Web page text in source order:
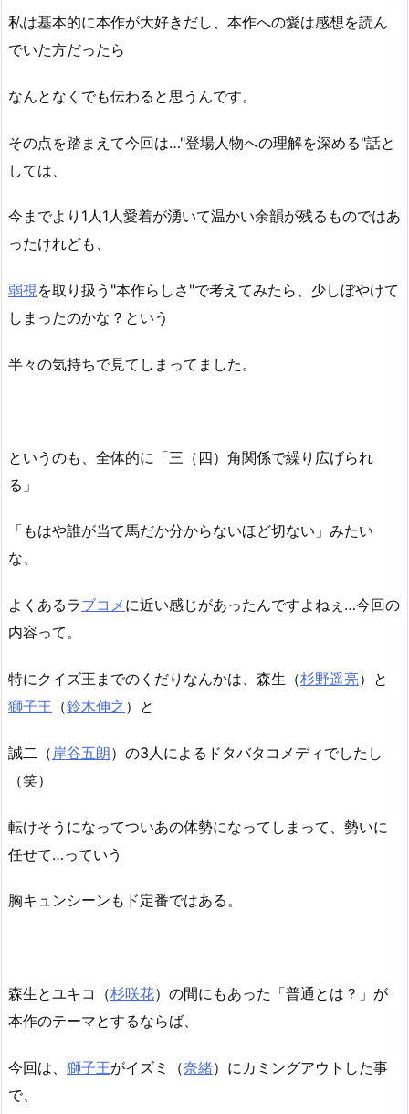
私は基本的に本作が大好きだし、本作への愛は感想を読ん
でいた方だったら
なんとなくでも伝わると思うんです。
その点を踏まえて今回は…"登場人物への理解を深める"話と
しては、
今までより1人1人愛着が湧いて温かい余韻が残るものではあ
ったけれども、
弱視を取り扱う"本作らしさ"で考えてみたら、少しぼやけて
しまったのかな？という
半々の気持ちで見てしまってました。
というのも、全体的に「三（四）角関係で繰り広げられ
る」
「もはや誰が当て馬だか分からないほど切ない」みたい
な、
よくあるラブコメ に近い感じがあったんですよねぇ…今回の
内容って。
特にクイズ王までのくだりなんかは、森生（杉野遥亮）と
獅子王 （鈴木伸之 ）と
誠二（ 岸谷五朗）の3人によるドタバタコメディでしたし
（笑）
転けそうになってついあの体勢になってしまって、勢いに
任せて…っていう
胸キュンシーンもド定番ではある。
森生とユキコ（杉咲花）の間にもあった「普通とは？」が
本作のテーマとするならば、
今回は、 獅子王がイズミ（奈緒）にカミングアウトした事
で、